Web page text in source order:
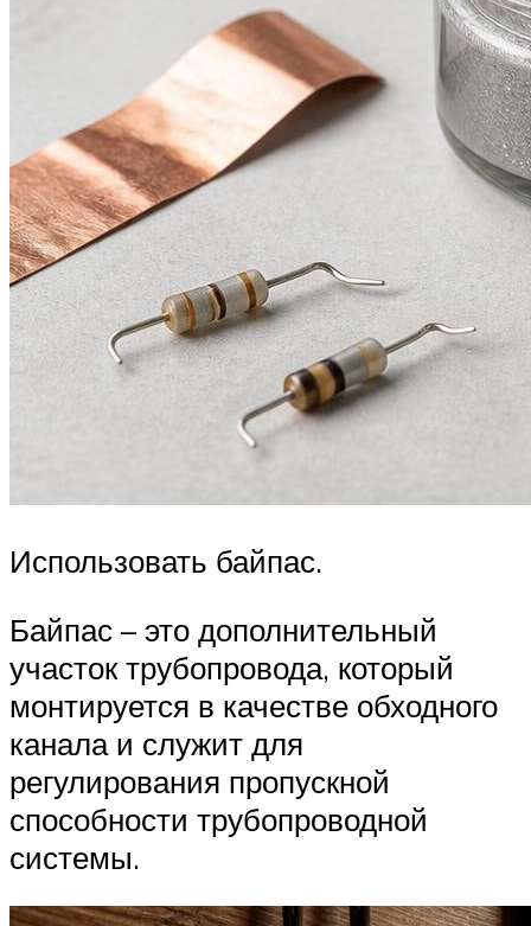
Использовать байпас.
Байпас – это дополнительный
участок трубопровода, который
монтируется в качестве обходного
канала и служит для
регулирования пропускной
способности трубопроводной
системы.